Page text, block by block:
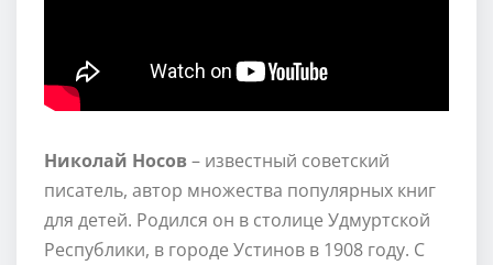
Николай Носов– известный советский
писатель, автор множества популярных книг
для детей. Родился он в столице Удмуртской
Республики, в городе Устинов в 1908 году. С